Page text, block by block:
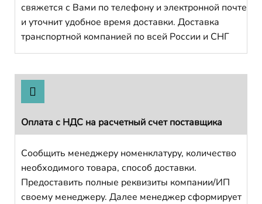
свяжется с Вами по телефону и электронной почте
и уточнит удобное время доставки. Доставка
транспортной компанией по всей России и СНГ
Оплата с НДС на расчетный счет поставщика
Сообщить менеджеру номенклатуру, количество
необходимого товара, способ доставки.
Предоставить полные реквизиты компании/ИП
своему менеджеру. Далее менеджер сформирует